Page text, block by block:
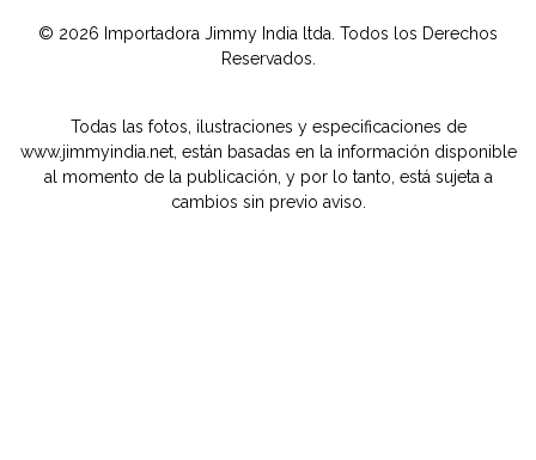
© 2026 Importadora Jimmy India ltda. Todos los Derechos
Reservados.
Todas las fotos, ilustraciones y especificaciones de
www.jimmyindia.net, están basadas en la información disponible
al momento de la publicación, y por lo tanto, está sujeta a
cambios sin previo aviso.